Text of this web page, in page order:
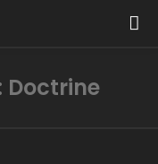
Doctrine